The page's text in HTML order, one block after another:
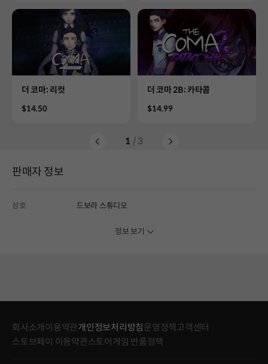
Product
더 코마: 리컷
Price
$14.50
Product
더 코마 2B: 카타콤
Price
$14.99
1 / 3
판매자 정보
상호 드보라 스튜디오
정보 보기
회사소개이용약관개인정보처리방침 운영정책고객센터
스토브페이 이용약관스토어게임 반품정책